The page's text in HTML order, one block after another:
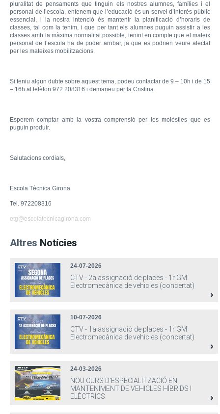
pluralitat de pensaments que tinguin els nostres alumnes, famílies i el
personal de l’escola, entenem que l’educació és un servei d’interès públic
essencial, i la nostra intenció és mantenir la planificació d’horaris de
classes, tal com la tenim, i que per tant els alumnes puguin assistir a les
classes amb la màxima normalitat possible, tenint en compte que el mateix
personal de l’escola ha de poder arribar, ja que es podrien veure afectat
per les mateixes mobilitzacions.
Si teniu algun dubte sobre aquest tema, podeu contactar de 9 – 10h i de 15
– 16h al telèfon 972 208316 i demaneu per la Cristina.
Esperem comptar amb la vostra comprensió per les molèsties que es
puguin produir.
Salutacions cordials,
Escola Tècnica Girona
Tel. 972208316
etg@escolatecnicagirona.com
Altres Notícies
24-07-2026
CTV - 2a assignació de places - 1r GM
Electromecànica de vehicles (concertat)
10-07-2026
CTV - 1a assignació de places - 1r GM
Electromecànica de vehicles (concertat)
24-03-2026
NOU CURS D'ESPECIALITZACIÓ EN
MANTENIMENT DE VEHICLES HÍBRIDS I
ELÈCTRICS